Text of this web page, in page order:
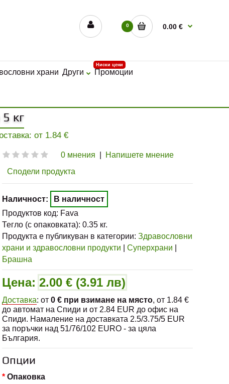
0 0.00 €
храни Други Промоции
Ниски цени
кг
от 1.84 €
0 мнения
Напишете мнение
Сподели продукта
Наличност:
В наличност
Продуктов код: Fava
Тегло (с опаковката): 0.35 кг.
Продукта е публикуван в категории: Здравословни
храни и здравословни продукти
Суперхрани
Брашна
Цена: 2.00 € (3.91 лв)
Доставка: от 0 € при взимане на място, от 1.84 €
до автомат на Спиди и от 2.84 EUR до офис на
Спиди. Намаление на доставката 2.5/3.75/5 EUR
за поръчки над 51/76/102 EURO - за цяла
България.
Опции
Опаковка